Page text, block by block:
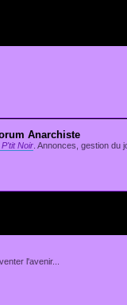
Anarchiste
P'tit Noir . Annonces, gestion du
l'avenir...